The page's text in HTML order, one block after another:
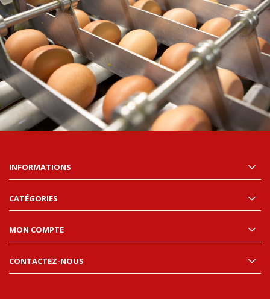
INFORMATIONS
CATÉGORIES
MON COMPTE
CONTACTEZ-NOUS